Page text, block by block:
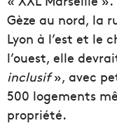
Gèze au nord, la
Lyon à l’est et le
l’ouest, elle
inclusif», avec
500 logements
propriété.